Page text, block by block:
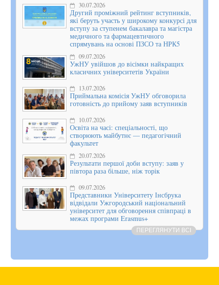
30.07.2026
Другий проміжний рейтинг вступників,
які беруть участь у широкому конкурсі для
вступу за ступенем бакалавра та магістра
медичного та фармацевтичного
спрямувань на основі ПЗСО та НРК5
09.07.2026
УжНУ увійшов до вісімки найкращих
класичних університетів України
13.07.2026
Приймальна комісія УжНУ обговорила
готовність до прийому заяв вступників
10.07.2026
Освіта на часі: спеціальності, що
створюють майбутнє — педагогічний
факультет
20.07.2026
Результати першої доби вступу: заяв у
півтора раза більше, ніж торік
09.07.2026
Представники Університету Інсбрука
відвідали Ужгородський національний
університет для обговорення співпраці в
межах програми Erasmus+
ПЕРЕГЛЯНУТИ ВСІ